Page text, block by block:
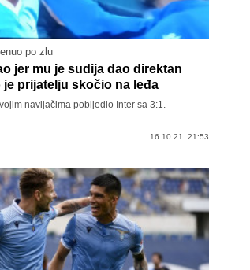
po zlu
jer mu je sudija dao direktan
prijatelju skočio na leđa
navijačima pobijedio Inter sa 3:1.
16.10.21. 21:53